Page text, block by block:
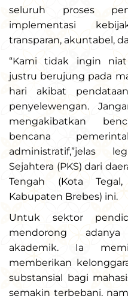
seluruh proses
implementasi
transparan, akuntabel,
“Kami tidak ingin
justru berujung pada
hari akibat
penyelewengan.
mengakibatkan
bencana
administratif,”jelas
Sejahtera (PKS) dari
Tengah (Kota
Kabupaten Brebes) ini.
Untuk sektor
mendorong
akademik. Ia
memberikan
substansial bagi
semakin terbebani,